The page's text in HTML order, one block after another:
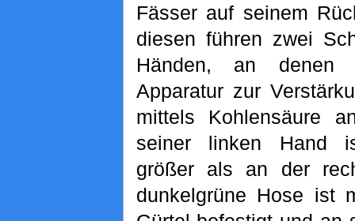
Fässer auf seinem
diesen führen zwei
Händen, an
Apparatur zur
mittels Kohlensäure
seiner linken Hand
größer als an der
dunkelgrüne Hose ist